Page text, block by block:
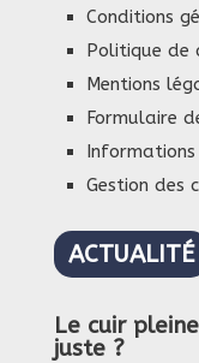
Conditions
Politique de
Mentions
Formulaire
Gestion des
ACTUALITÉ
Le cuir
juste ?